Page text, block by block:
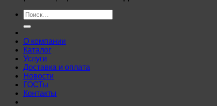
Искать:
О компании
Каталог
Услуги
Доставка и оплата
Новости
ГОСТы
Контакты